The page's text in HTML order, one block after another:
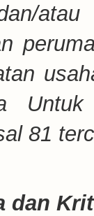
atau
81
dan